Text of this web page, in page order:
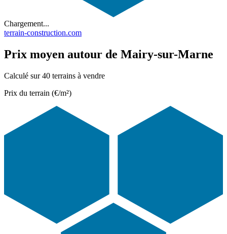
Chargement...
terrain-construction.com
Prix moyen autour de Mairy-sur-Marne
Calculé sur 40 terrains à vendre
Prix du terrain (€/m²)